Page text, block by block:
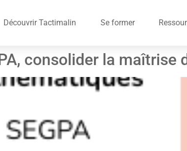
Découvrir Tactimalin Se former
consolider la maîtrise